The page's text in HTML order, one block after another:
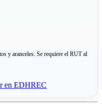
y aranceles. Se requiere el RUT al
en EDHREC